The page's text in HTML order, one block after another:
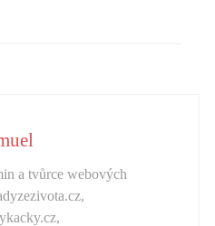
a tvůrce webových